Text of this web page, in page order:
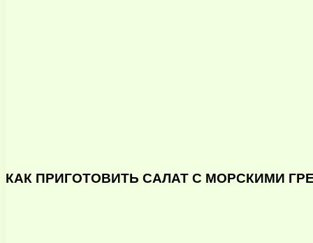
КАК ПРИГОТОВИТЬ САЛАТ С МОРСКИМИ